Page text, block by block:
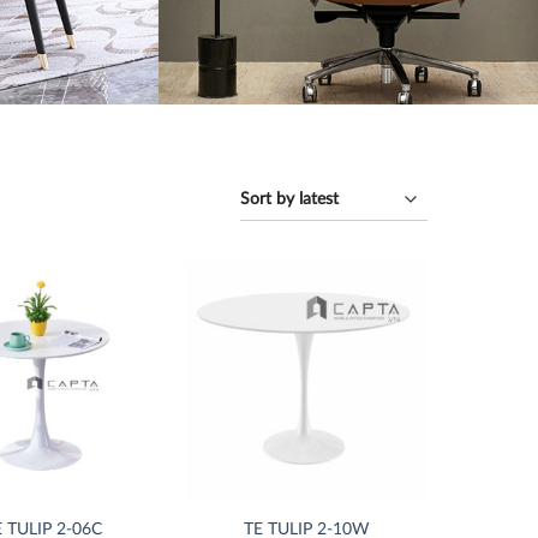
Thích
TULIP 2-06C TE TULIP 2-10W